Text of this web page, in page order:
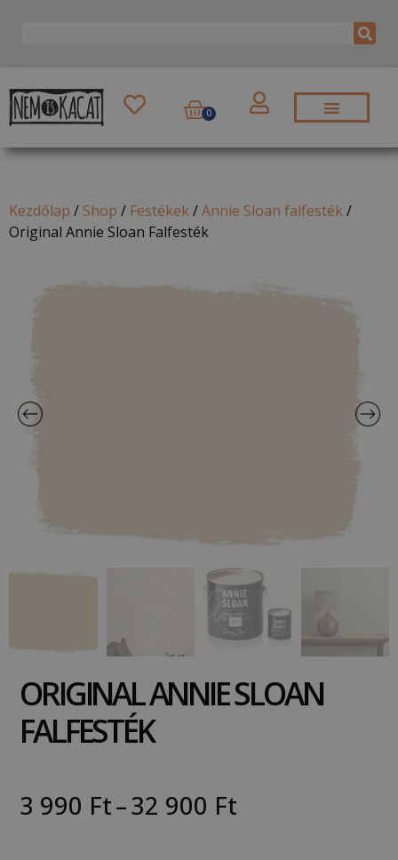
0
Kezdőlap / Shop / Festékek/Annie Sloan falfesték/
Original Annie Sloan Falfesték
ORIGINAL ANNIE SLOAN
FALFESTÉK
3 990 Ft–32 900 Ft